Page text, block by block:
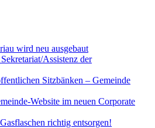
wird neu ausgebaut
Assistenz der
Sitzbänken – Gemeinde
Website im neuen Corporate
richtig entsorgen!